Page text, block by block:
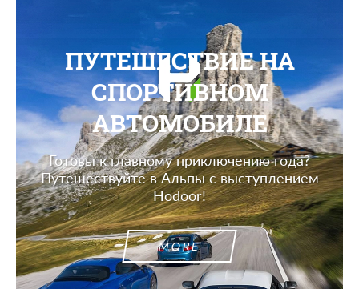
ПУТЕШЕСТВИЕ НА
СПОРТИВНОМ
АВТОМОБИЛЕ
Готовы к главному приключению года?
Путешествуйте в Альпы с выступлением
Hodoor!
MORE